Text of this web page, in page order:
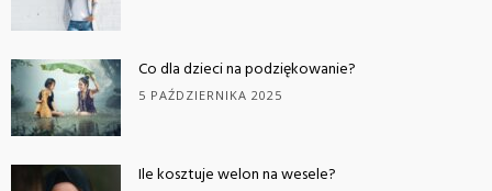
Co dla dzieci na podziękowanie?
5 PAŹDZIERNIKA 2025
Ile kosztuje welon na wesele?